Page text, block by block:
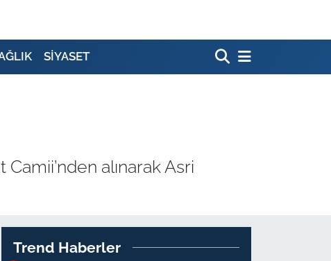
SİYASET
alınarak Asri
Trend Haberler